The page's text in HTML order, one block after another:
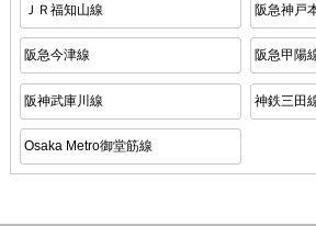
ＪＲ福知山線 阪急神戸
阪急今津線 阪急甲陽
阪神武庫川線 神鉄三田
Osaka Metro御堂筋線